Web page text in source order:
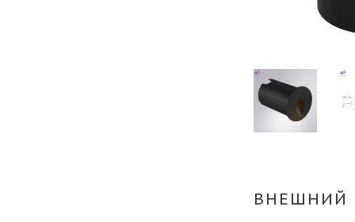
ВНЕШНИЙ